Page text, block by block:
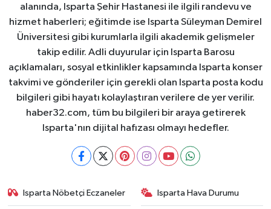
alanında, Isparta Şehir Hastanesi ile ilgili randevu ve
hizmet haberleri; eğitimde ise Isparta Süleyman Demirel
Üniversitesi gibi kurumlarla ilgili akademik gelişmeler
takip edilir. Adli duyurular için Isparta Barosu
açıklamaları, sosyal etkinlikler kapsamında Isparta konser
takvimi ve gönderiler için gerekli olan Isparta posta kodu
bilgileri gibi hayatı kolaylaştıran verilere de yer verilir.
haber32.com, tüm bu bilgileri bir araya getirerek
Isparta'nın dijital hafızası olmayı hedefler.
Isparta Nöbetçi Eczaneler Isparta Hava Durumu